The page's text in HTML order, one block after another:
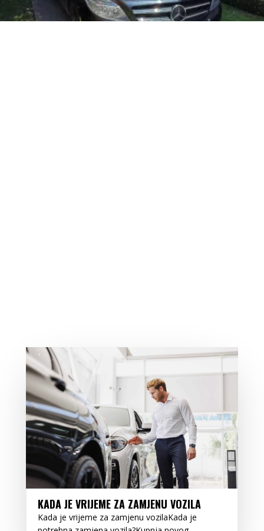
KADA JE VRIJEME ZA ZAMJENU VOZILA
Kada je vrijeme za zamjenu vozilaKada je